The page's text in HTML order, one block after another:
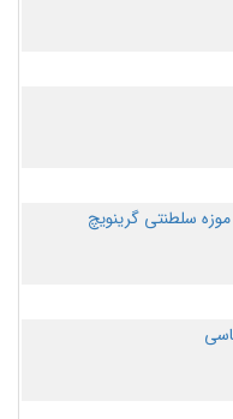
سلطنتی گرینویچ